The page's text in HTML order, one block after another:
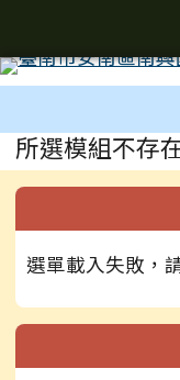
臺南市安南
主內容區域
所選模組不存
左邊區域內容
選單載入失敗，
頁尾區域